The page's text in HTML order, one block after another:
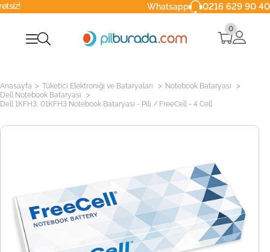
Whatsapp 0216 629 90 40
0
Anasayfa > Tüketici Elektroniği ve Bataryaları > Notebook Bataryası >
Dell Notebook Bataryası >
Dell 1KFH3, 01KFH3 Notebook Bataryası - Pili / FreeCell - 4 Cell